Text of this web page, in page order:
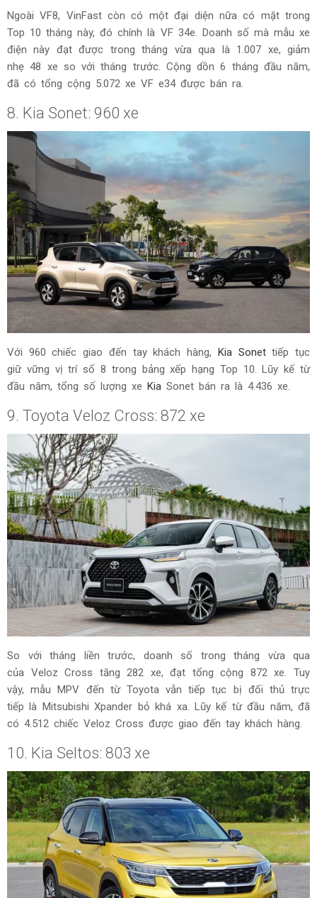
Ngoài VF8, VinFast còn có một đại diện nữa có mặt trong
Top 10 tháng này, đó chính là VF 34e. Doanh số mà mẫu xe
điện này đạt được trong tháng vừa qua là 1.007 xe, giảm
nhẹ 48 xe so với tháng trước. Cộng dồn 6 tháng đầu năm,
đã có tổng cộng 5.072 xe VF e34 được bán ra.
8. Kia Sonet: 960 xe
Với 960 chiếc giao đến tay khách hàng, Kia Sonettiếp tục
giữ vững vị trí số 8 trong bảng xếp hạng Top 10. Lũy kế từ
đầu năm, tổng số lượng xe Kia Sonet bán ra là 4.436 xe.
9. Toyota Veloz Cross: 872 xe
So với tháng liền trước, doanh số trong tháng vừa qua
của Veloz Cross tăng 282 xe, đạt tổng cộng 872 xe. Tuy
vậy, mẫu MPV đến từ Toyota vẫn tiếp tục bị đối thủ trực
tiếp là Mitsubishi Xpander bỏ khá xa. Lũy kế từ đầu năm, đã
có 4.512 chiếc Veloz Cross được giao đến tay khách hàng.
10. Kia Seltos: 803 xe